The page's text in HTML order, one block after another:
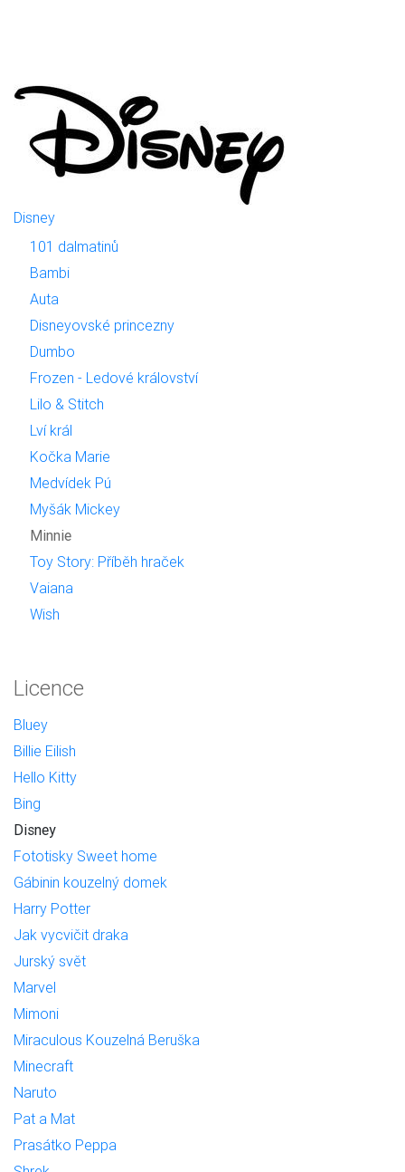
Disney
101 dalmatinů
Bambi
Auta
Disneyovské princezny
Dumbo
Frozen - Ledové království
Lilo & Stitch
Lví král
Kočka Marie
Medvídek Pú
Myšák Mickey
Minnie
Toy Story: Příběh hraček
Vaiana
Wish
Licence
Bluey
Billie Eilish
Hello Kitty
Bing
Disney
Fototisky Sweet home
Gábinin kouzelný domek
Harry Potter
Jak vycvičit draka
Jurský svět
Marvel
Mimoni
Miraculous Kouzelná Beruška
Minecraft
Naruto
Pat a Mat
Prasátko Peppa